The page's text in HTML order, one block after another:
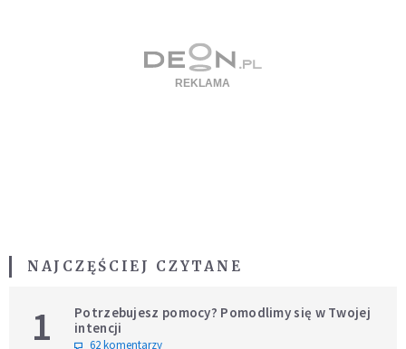
NAJCZĘŚCIEJ CZYTANE
1
Potrzebujesz pomocy? Pomodlimy się w Twojej
intencji
62 komentarzy